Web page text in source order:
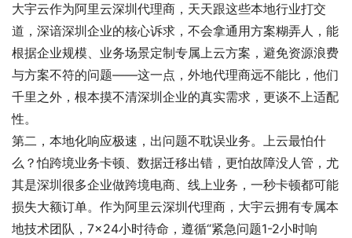
大宇云作为阿里云深圳代理商，天天跟这些本地行业打交
道，深谙深圳企业的核心诉求，不会拿通用方案糊弄人，能
根据企业规模、业务场景定制专属上云方案，避免资源浪费
与方案不符的问题——这一点，外地代理商远不能比，他们
千里之外，根本摸不清深圳企业的真实需求，更谈不上适配
性。
第二，本地化响应极速，出问题不耽误业务。上云最怕什
么？怕跨境业务卡顿、数据迁移出错，更怕故障没人管，尤
其是深圳很多企业做跨境电商、线上业务，一秒卡顿都可能
损失大额订单。作为阿里云深圳代理商，大宇云拥有专属本
地技术团队，7×24小时待命，遵循“紧急问题1-2小时响